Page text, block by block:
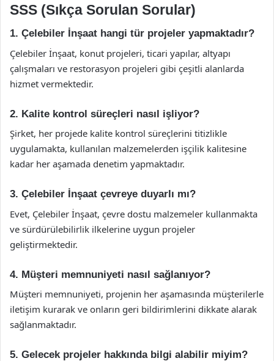
SSS (Sıkça Sorulan Sorular)
1. Çelebiler İnşaat hangi tür projeler yapmaktadır?
Çelebiler İnşaat, konut projeleri, ticari yapılar, altyapı
çalışmaları ve restorasyon projeleri gibi çeşitli alanlarda
hizmet vermektedir.
2. Kalite kontrol süreçleri nasıl işliyor?
Şirket, her projede kalite kontrol süreçlerini titizlikle
uygulamakta, kullanılan malzemelerden işçilik kalitesine
kadar her aşamada denetim yapmaktadır.
3. Çelebiler İnşaat çevreye duyarlı mı?
Evet, Çelebiler İnşaat, çevre dostu malzemeler kullanmakta
ve sürdürülebilirlik ilkelerine uygun projeler
geliştirmektedir.
4. Müşteri memnuniyeti nasıl sağlanıyor?
Müşteri memnuniyeti, projenin her aşamasında müşterilerle
iletişim kurarak ve onların geri bildirimlerini dikkate alarak
sağlanmaktadır.
5. Gelecek projeler hakkında bilgi alabilir miyim?